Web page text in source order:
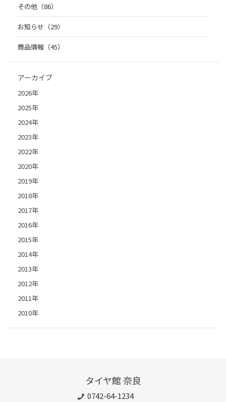
その他（86）
お知らせ（29）
商品情報（45）
アーカイブ
2026年
2025年
2024年
2023年
2022年
2020年
2019年
2018年
2017年
2016年
2015年
2014年
2013年
2012年
2011年
2010年
タイヤ館 奈良
0742-64-1234